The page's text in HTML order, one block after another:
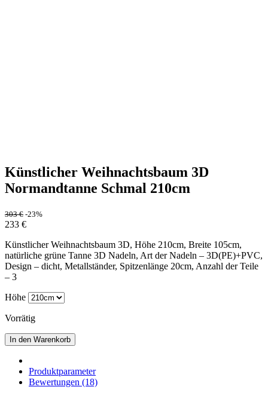
Künstlicher Weihnachtsbaum 3D
Normandtanne Schmal 210cm
303€ -23%
233 €
Künstlicher Weihnachtsbaum 3D, Höhe 210cm, Breite 105cm,
natürliche grüne Tanne 3D Nadeln, Art der Nadeln – 3D(PE)+PVC,
Design – dicht, Metallständer, Spitzenlänge 20cm, Anzahl der Teile
– 3
Höhe
Vorrätig
In den Warenkorb
Produktparameter
Bewertungen (18)